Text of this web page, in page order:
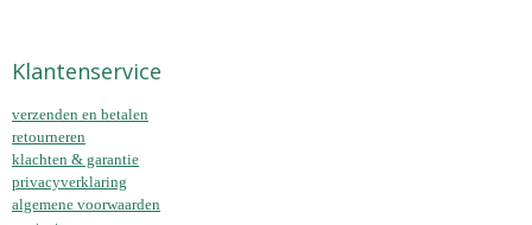
Klantenservice
verzenden en betalen
retourneren
klachten & garantie
privacyverklaring
algemene voorwaarden